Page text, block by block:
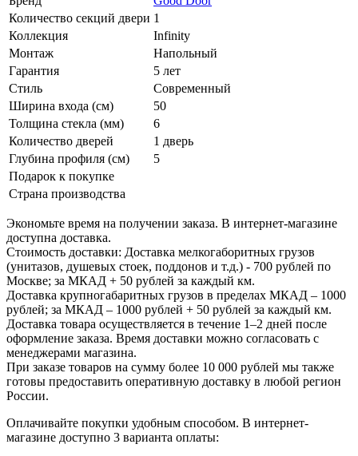
Количество секций двери 1
Коллекция
Infinity
Монтаж
Напольный
Гарантия
5 лет
Стиль
Современный
Ширина входа (см)
50
Толщина стекла (мм)
6
Количество дверей
1 дверь
Глубина профиля (см)
5
Подарок к покупке
Страна производства
Экономьте время на получении заказа. В интернет-магазине
доступна доставка.
Стоимость доставки: Доставка мелкогаборитных грузов
(унитазов, душевых стоек, поддонов и т.д.) - 700 рублей по
Москве; за МКАД + 50 рублей за каждый км.
Доставка крупногабаритных грузов в пределах МКАД – 1000
рублей; за МКАД – 1000 рублей + 50 рублей за каждый км.
Доставка товара осуществляется в течение 1–2 дней после
оформление заказа. Время доставки можно согласовать с
менеджерами магазина.
При заказе товаров на сумму более 10 000 рублей мы также
готовы предоставить оперативную доставку в любой регион
России.
Оплачивайте покупки удобным способом. В интернет-
магазине доступно 3 варианта оплаты: